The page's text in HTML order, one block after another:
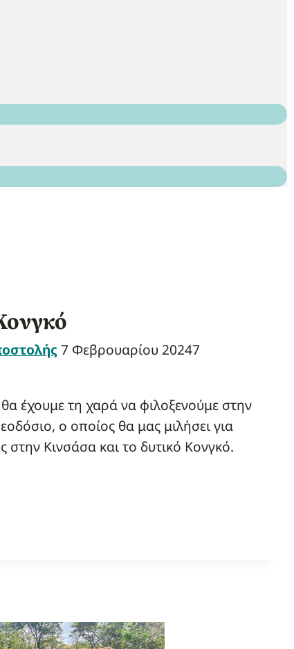
7 Φεβρουαρίου 20247
έχουμε τη χαρά να φιλοξενούμε στην
ο οποίος θα μας μιλήσει για
στην Κινσάσα και το δυτικό Κονγκό.